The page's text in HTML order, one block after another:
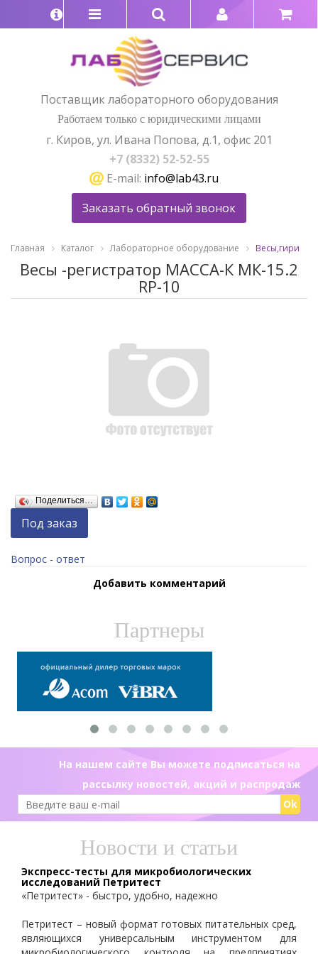
Поставщик лабораторного оборудования
Работаем только с юридическими лицами
г. Киров, ул. Ивана Попова, д.1, офис 201
+7 (8332) 52-52-55
E-mail: info@lab43.ru
Заказать обратный звонок
Главная Каталог Лабораторное оборудование Весы,гири
Весы -регистратор МАССА-К МК-15.2
RP-10
Поделиться…
Под заказ
Вопрос - ответ
Добавить комментарий
Партнеры
На нашем сайте Вы можете подписаться на
рассылку новостей, акций и распродаж
Ok
Новости и статьи
Экспресс-тесты для микробиологических
исследований Петритест
«Петритест» - быстро, удобно, надежно
Петритест – новый формат готовых питательных сред,
являющихся универсальным инструментом для